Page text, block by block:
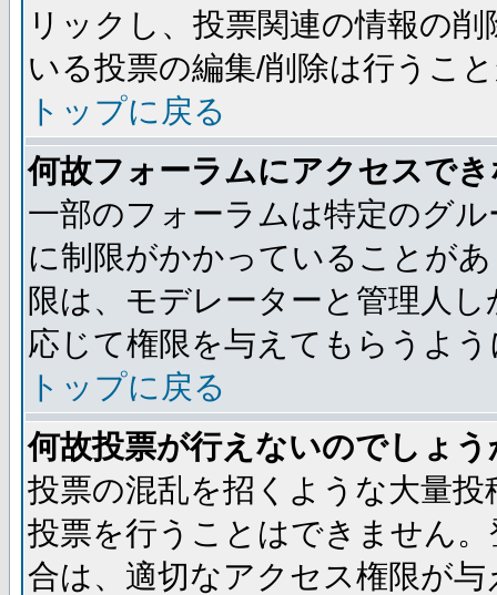
リックし、投票関連の情報の
いる投票の編集/削除は行うこ
トップに戻る
何故フォーラムにアクセスで
一部のフォーラムは特定のグ
に制限がかかっていることが
限は、モデレーターと管理人
応じて権限を与えてもらうよ
トップに戻る
何故投票が行えないのでしょう
投票の混乱を招くような大量
投票を行うことはできません
合は、適切なアクセス権限が